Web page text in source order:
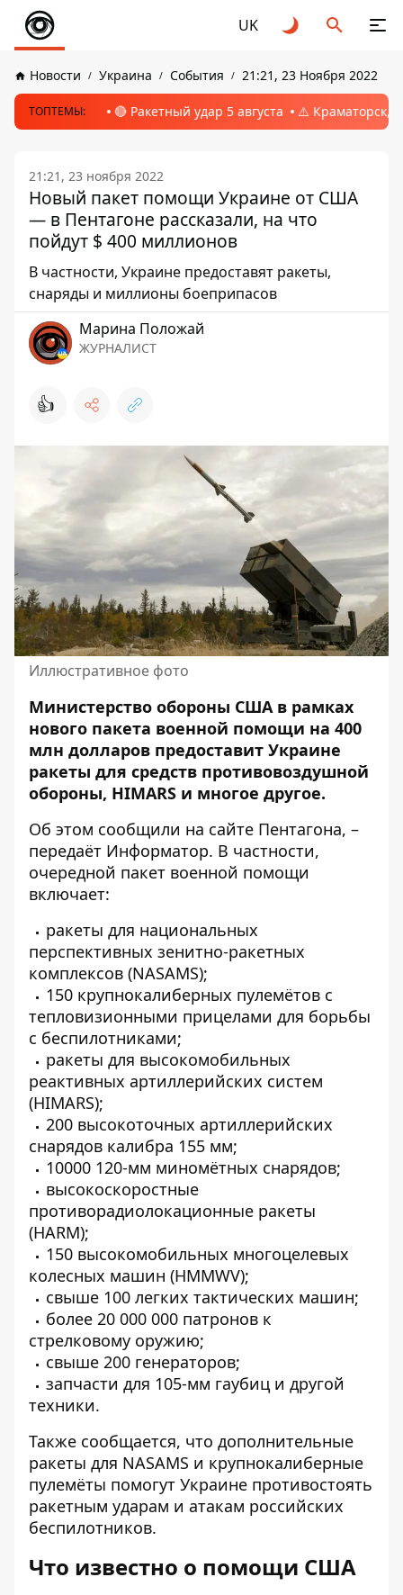
UK
Новости Украина События 21:21, 23 Ноября 2022
ТОПТЕМЫ: 🔴 Ракетный удар 5 августа ⚠️ Краматорск,
21:21, 23 ноября 2022
Новый пакет помощи Украине от США
— в Пентагоне рассказали, на что
пойдут $ 400 миллионов
В частности, Украине предоставят ракеты,
снаряды и миллионы боеприпасов
Марина Положай
ЖУРНАЛИСТ
👍
Иллюстративное фото
Министерство обороны США в рамках
нового пакета военной помощи на 400
млн долларов предоставит Украине
ракеты для средств противовоздушной
обороны, HIMARS и многое другое.
Об этом сообщили на сайте Пентагона, –
передаёт Информатор. В частности,
очередной пакет военной помощи
включает:
ракеты для национальных
перспективных зенитно-ракетных
комплексов (NASAMS);
150 крупнокалиберных пулемётов с
тепловизионными прицелами для борьбы
с беспилотниками;
ракеты для высокомобильных
реактивных артиллерийских систем
(HIMARS);
200 высокоточных артиллерийских
снарядов калибра 155 мм;
10000 120-мм миномётных снарядов;
высокоскоростные
противорадиолокационные ракеты
(HARM);
150 высокомобильных многоцелевых
колесных машин (HMMWV);
свыше 100 легких тактических машин;
более 20 000 000 патронов к
стрелковому оружию;
свыше 200 генераторов;
запчасти для 105-мм гаубиц и другой
техники.
Также сообщается, что дополнительные
ракеты для NASAMS и крупнокалиберные
пулемёты помогут Украине противостоять
ракетным ударам и атакам российских
беспилотников.
Что известно о помощи США